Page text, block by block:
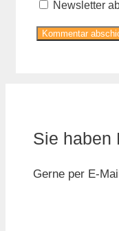
Newsletter
Sie haben
Gerne per E-